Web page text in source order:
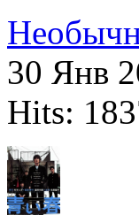
30 Янв
Hits: